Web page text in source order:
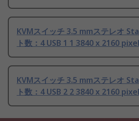
KVMスイッチ 3.5 mmステレオ
ト数：4 USB 1 1 3840 x 2160
KVMスイッチ 3.5 mmステレオ
ト数：4 USB 2 2 3840 x 2160